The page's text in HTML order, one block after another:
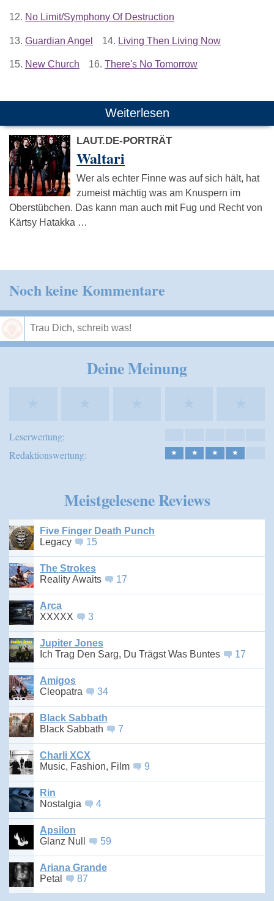
12. No Limit/Symphony Of Destruction
13. Guardian Angel 14. Living Then Living Now
15. New Church 16. There's No Tomorrow
Weiterlesen
LAUT.DE-PORTRÄT
Waltari
Wer als echter Finne was auf sich hält, hat
zumeist mächtig was am Knuspern im
Oberstübchen. Das kann man auch mit Fug und Recht von
Kärtsy Hatakka …
Noch keine Kommentare
Deine Meinung
Leserwertung:
Redaktionswertung:
★ ★ ★ ★
Meistgelesene Reviews
Five Finger Death Punch
Legacy
15
The Strokes
Reality Awaits
17
Arca
XXXXX
3
Jupiter Jones
Ich Trag Den Sarg, Du Trägst Was Buntes
17
Amigos
Cleopatra
34
Black Sabbath
Black Sabbath
7
Charli XCX
Music, Fashion, Film
9
Rin
Nostalgia
4
Apsilon
Glanz Null
59
Ariana Grande
Petal
87